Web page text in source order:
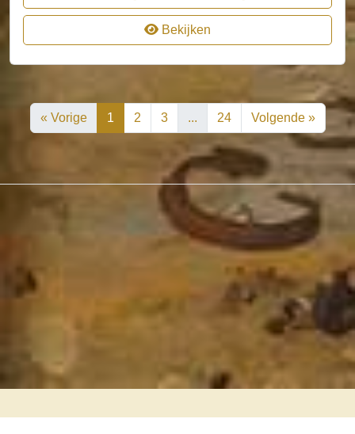
Bekijken
« Vorige 1 2 3 ... 24 Volgende »